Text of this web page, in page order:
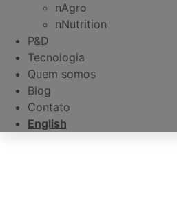
nAgro
nNutrition
P&D
Tecnologia
Quem somos
Blog
Contato
English